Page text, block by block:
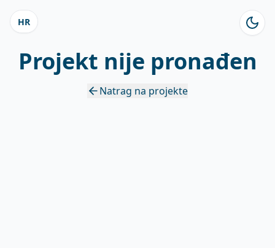
HR
Projekt nije pronađen
Natrag na projekte